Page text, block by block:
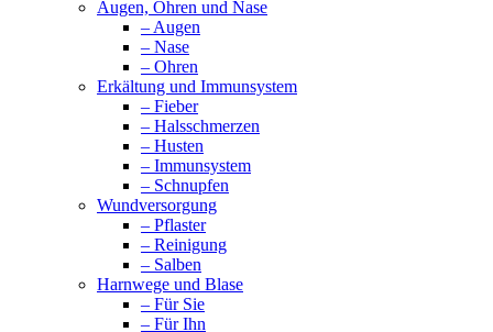
Augen, Ohren und Nase
– Augen
– Nase
– Ohren
Erkältung und Immunsystem
– Fieber
– Halsschmerzen
– Husten
– Immunsystem
– Schnupfen
Wundversorgung
– Pflaster
– Reinigung
– Salben
Harnwege und Blase
– Für Sie
– Für Ihn